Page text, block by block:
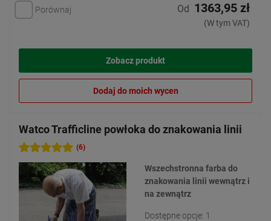
Porównaj Od 1363,95 zł
(W tym VAT)
Zobacz produkt
Dodaj do moich wycen
Watco Trafficline powłoka do znakowania linii
(6)
Wszechstronna farba do
znakowania linii wewnątrz i
na zewnątrz
Dostępne opcje: 1